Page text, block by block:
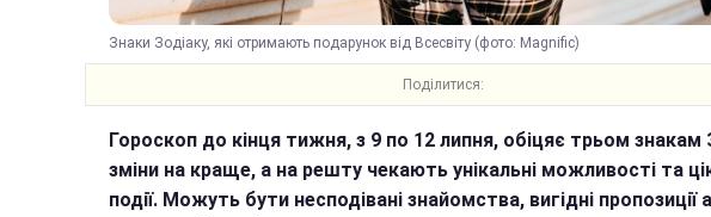
Знаки Зодіаку, які отримають подарунок від Всесвіту (фото: Magnific)
Поділитися:
Гороскоп до кінця тижня, з 9 по 12 липня, обіцяє трьом знакам
зміни на краще, а на решту чекають унікальні можливості та
події. Можуть бути несподівані знайомства, вигідні пропозиції